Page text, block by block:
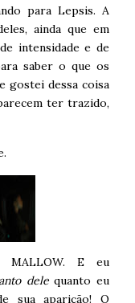
para Lepsis. A
ainda que em
intensidade e de
saber o que os
gostei dessa coisa
ter trazido,
MALLOW. E eu
delequanto eu
sua aparição! O